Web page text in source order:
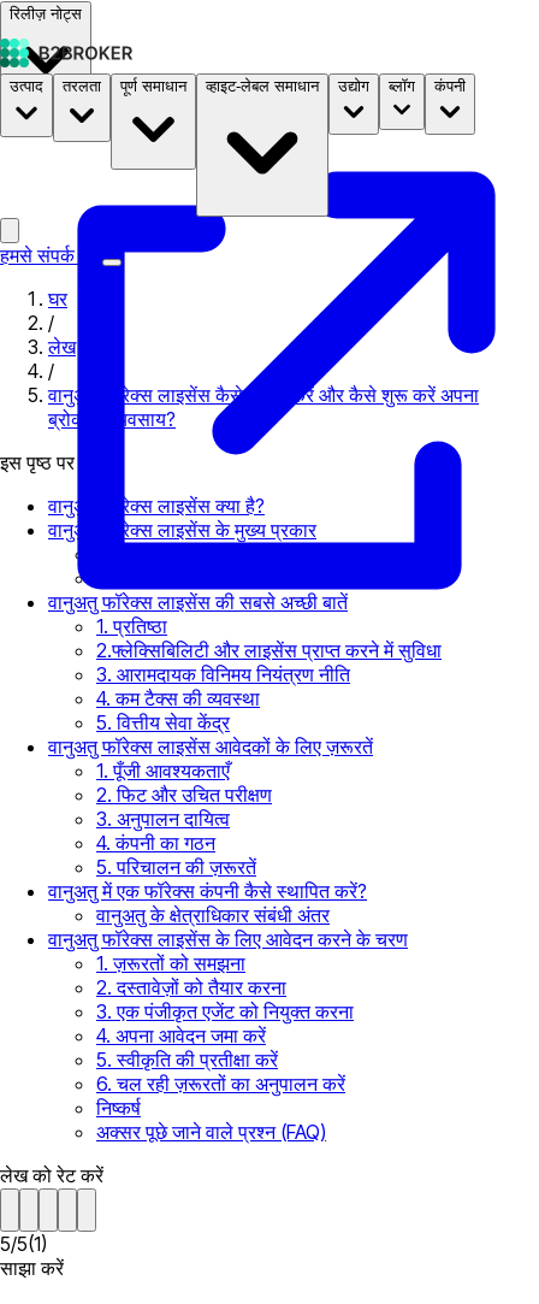
रिलीज़ नोट्स
दस्तावेज़ मूल्य निर्धारणB2STORE
उत्पाद तरलता पूर्ण समाधान व्हाइट-लेबल समाधान उद्योग ब्लॉग कंपनी
हमसे संपर्क करें
घर
/
लेख
/
वानुअतु फॉरेक्स लाइसेंस कैसे प्राप्त करें और कैसे शुरू करें अपना
ब्रोकरेज व्यवसाय?
इस पृष्ठ पर
वानुअतु फॉरेक्स लाइसेंस क्या है?
वानुअतु फॉरेक्स लाइसेंस के मुख्य प्रकार
वानुअतु फॉरेक्स लाइसेंस की सबसे अच्छी बातें
1. प्रतिष्ठा
2.फ्लेक्सिबिलिटी और लाइसेंस प्राप्त करने में सुविधा
3. आरामदायक विनिमय नियंत्रण नीति
4. कम टैक्स की व्यवस्था
5. वित्तीय सेवा केंद्र
वानुअतु फॉरेक्स लाइसेंस आवेदकों के लिए ज़रूरतें
1. पूँजी आवश्यकताएँ
2. फिट और उचित परीक्षण
3. अनुपालन दायित्व
4. कंपनी का गठन
5. परिचालन की ज़रूरतें
वानुअतु में एक फॉरेक्स कंपनी कैसे स्थापित करें?
वानुअतु के क्षेत्राधिकार संबंधी अंतर
वानुअतु फॉरेक्स लाइसेंस के लिए आवेदन करने के चरण
1. ज़रूरतों को समझना
2. दस्तावेज़ों को तैयार करना
3. एक पंजीकृत एजेंट को नियुक्त करना
4. अपना आवेदन जमा करें
5. स्वीकृति की प्रतीक्षा करें
6. चल रही ज़रूरतों का अनुपालन करें
निष्कर्ष
अक्सर पूछे जाने वाले प्रश्न (FAQ)
लेख को रेट करें
5/5(1)
साझा करें